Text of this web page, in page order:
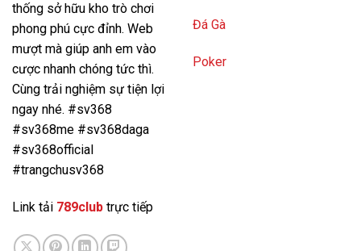
thống sở hữu kho trò chơi
phong phú cực đỉnh. Web
mượt mà giúp anh em vào
cược nhanh chóng tức thì.
Cùng trải nghiệm sự tiện lợi
ngay nhé. #sv368
#sv368me #sv368daga
#sv368official
#trangchusv368
Link tải 789club trực tiếp
Đá Gà
Poker